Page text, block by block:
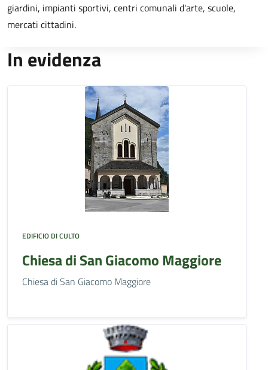
giardini, impianti sportivi, centri comunali d'arte, scuole,
mercati cittadini.
In evidenza
EDIFICIO DI CULTO
Chiesa di San Giacomo Maggiore
Chiesa di San Giacomo Maggiore